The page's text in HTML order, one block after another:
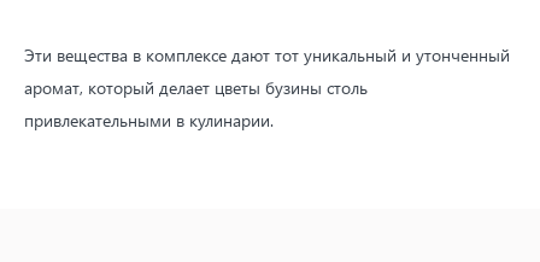
Эти вещества в комплексе дают тот уникальный и утонченный
аромат, который делает цветы бузины столь
привлекательными в кулинарии.